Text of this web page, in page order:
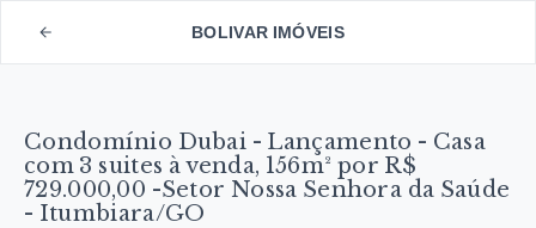
BOLIVAR IMÓVEIS
Condomínio Dubai - Lançamento - Casa
com 3 suites à venda, 156m² por R$
729.000,00 -Setor Nossa Senhora da Saúde
- Itumbiara/GO